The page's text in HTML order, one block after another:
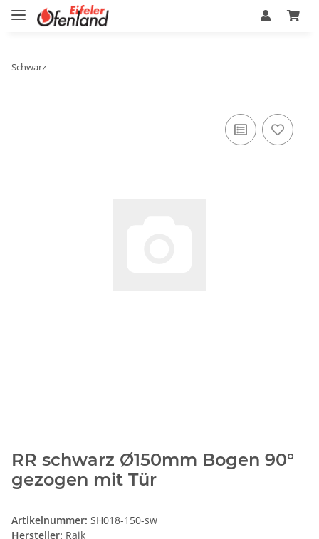
Schwarz
RR schwarz Ø150mm Bogen 90°
gezogen mit Tür
Artikelnummer: SH018-150-sw
Hersteller: Raik